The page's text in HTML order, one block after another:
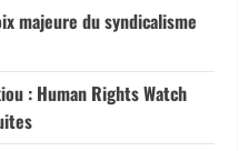
majeure du syndicalisme
: Human Rights Watch